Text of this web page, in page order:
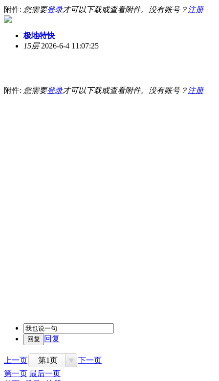
附件: 您需要登录才可以下载或查看附件。没有账号？ 注册
极地特快
15层2026-6-4 11:07:25
附件: 您需要登录才可以下载或查看附件。没有账号？ 注册
回复
上一页 第1页
下一页
第一页 最后一页